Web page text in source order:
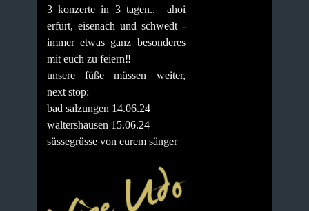
3 konzerte in 3 tagen.. ahoi
erfurt, eisenach und schwedt -
immer etwas ganz besonderes
mit euch zu feiern‼️
unsere füße müssen weiter,
next stop:
bad salzungen 14.06.24
waltershausen 15.06.24
süssegrüsse von eurem sänger